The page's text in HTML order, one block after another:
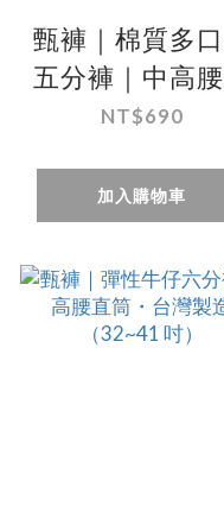
甄褲｜棉質多
五分褲｜中高腰
筒・棉質彈性
NT$690
加入購物車